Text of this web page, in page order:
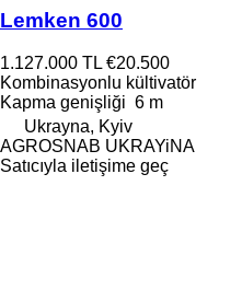
Lemken 600
1.127.000 TL €20.500
Kombinasyonlu kültivatör
Kapma genişliği 6 m
Ukrayna, Kyiv
AGROSNAB UKRAYiNA
Satıcıyla iletişime geç